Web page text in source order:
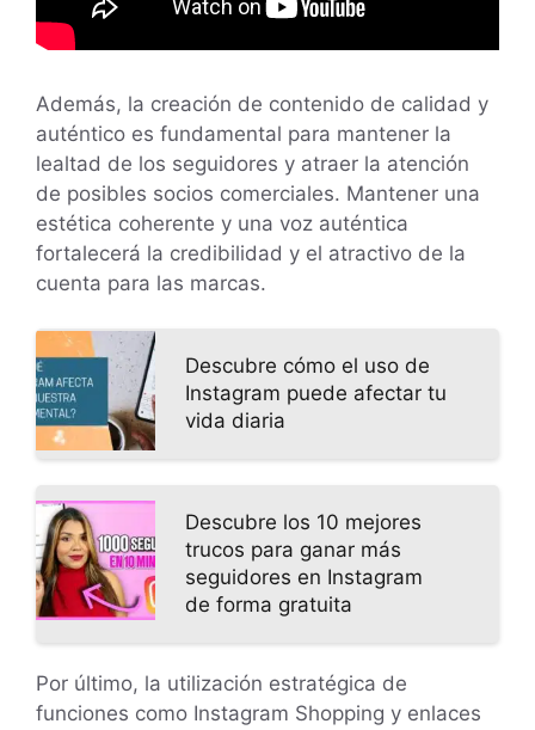
Además, la creación de contenido de calidad y
auténtico es fundamental para mantener la
lealtad de los seguidores y atraer la atención
de posibles socios comerciales. Mantener una
estética coherente y una voz auténtica
fortalecerá la credibilidad y el atractivo de la
cuenta para las marcas.
Descubre cómo el uso de
Instagram puede afectar tu
vida diaria
Descubre los 10 mejores
trucos para ganar más
seguidores en Instagram
de forma gratuita
Por último, la utilización estratégica de
funciones como Instagram Shopping y enlaces